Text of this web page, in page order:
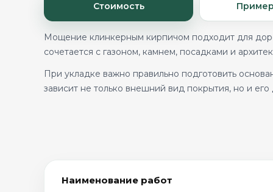
Стоимость
Мощение клинкерным кирпичом подходит для
сочетается с газоном, камнем, посадками и
При укладке важно правильно подготовить
зависит не только внешний вид покрытия, но и его
Наименование работ